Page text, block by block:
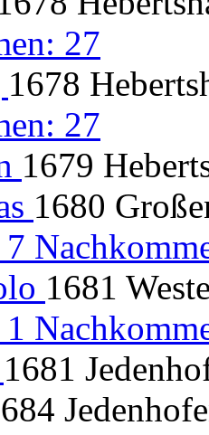
27
1678
27
1679
1680
1681
1681